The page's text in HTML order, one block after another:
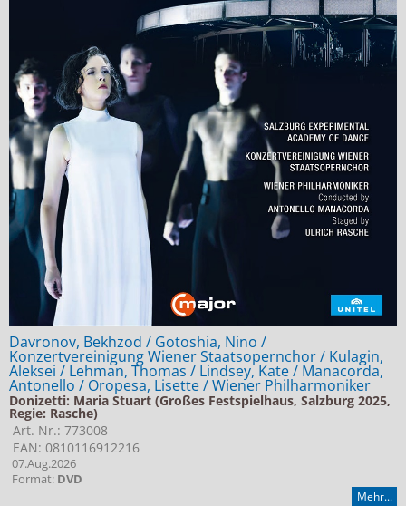
Davronov, Bekhzod / Gotoshia, Nino /
Konzertvereinigung Wiener Staatsopernchor / Kulagin,
Aleksei / Lehman, Thomas / Lindsey, Kate / Manacorda,
Antonello / Oropesa, Lisette / Wiener Philharmoniker
Donizetti: Maria Stuart (Großes Festspielhaus, Salzburg 2025,
Regie: Rasche)
Art. Nr.: 773008
EAN: 0810116912216
07.Aug.2026
Format: DVD
Mehr...